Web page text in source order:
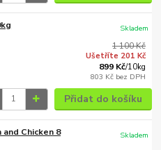
1 100 Kč
Ušetříte 201 Kč
899 Kč/10kg
803 Kč bez DPH
Skladem
Přidat do košíku
Chicken 8
Skladem